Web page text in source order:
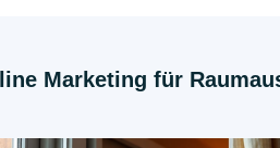
Marketing für